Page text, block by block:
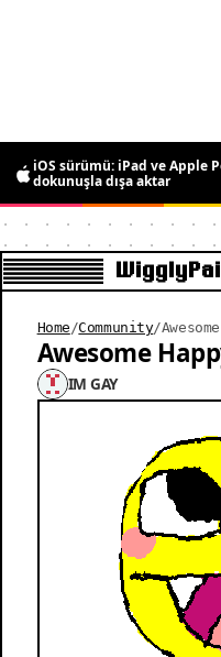
Android sürümü yayında:
ücretsiz, hareketli piksel
iOS sürümü: iPad ve Apple
dokunuşla dışa aktar
Home /Community/
Awesome
IM GAY